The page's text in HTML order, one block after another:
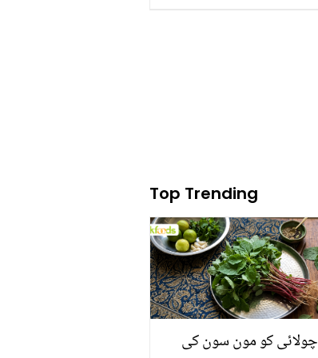
Top Trending
چولائی کو مون سون کی